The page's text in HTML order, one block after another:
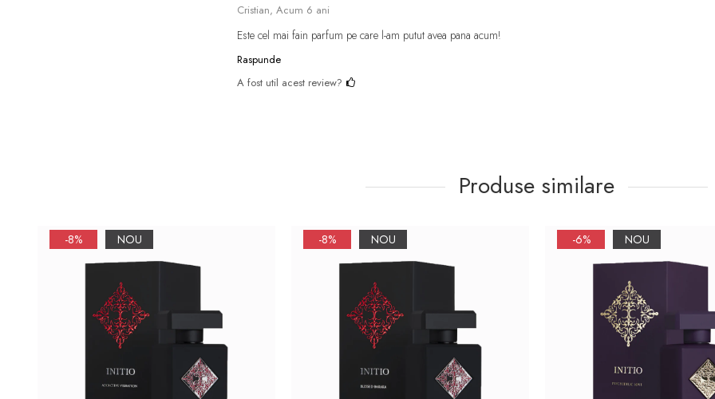
Cristian, Acum 6 ani
Este cel mai fain parfum pe care l-am putut avea pana acum!
Raspunde
A fost util acest review?
Produse similare
-8% NOU -8% NOU -6% NOU